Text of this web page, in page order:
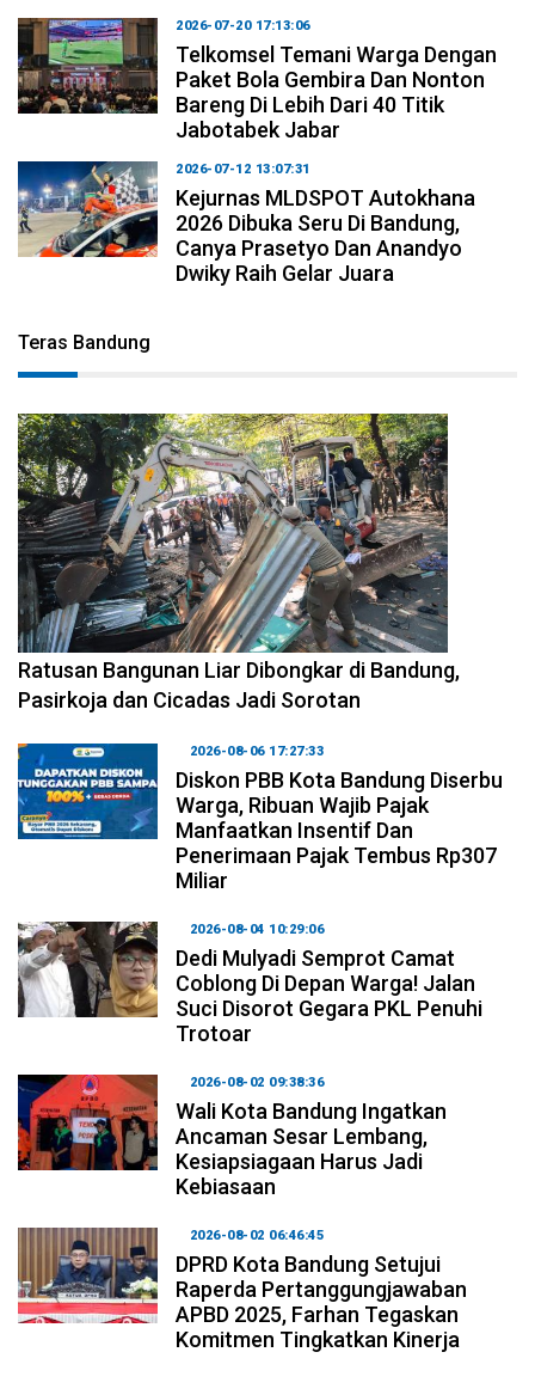
2026-07-20 17:13:06
Telkomsel Temani Warga Dengan
Paket Bola Gembira Dan Nonton
Bareng Di Lebih Dari 40 Titik
Jabotabek Jabar
2026-07-12 13:07:31
Kejurnas MLDSPOT Autokhana
2026 Dibuka Seru Di Bandung,
Canya Prasetyo Dan Anandyo
Dwiky Raih Gelar Juara
Teras Bandung
2026-08-06 17:34:08
Ratusan Bangunan Liar Dibongkar di Bandung,
Pasirkoja dan Cicadas Jadi Sorotan
2026-08-06 17:27:33
Diskon PBB Kota Bandung Diserbu
Warga, Ribuan Wajib Pajak
Manfaatkan Insentif Dan
Penerimaan Pajak Tembus Rp307
Miliar
2026-08-04 10:29:06
Dedi Mulyadi Semprot Camat
Coblong Di Depan Warga! Jalan
Suci Disorot Gegara PKL Penuhi
Trotoar
2026-08-02 09:38:36
Wali Kota Bandung Ingatkan
Ancaman Sesar Lembang,
Kesiapsiagaan Harus Jadi
Kebiasaan
2026-08-02 06:46:45
DPRD Kota Bandung Setujui
Raperda Pertanggungjawaban
APBD 2025, Farhan Tegaskan
Komitmen Tingkatkan Kinerja